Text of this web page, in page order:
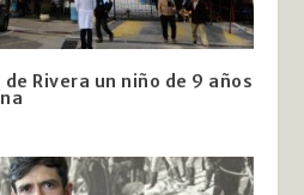
Rivera un niño de 9 años